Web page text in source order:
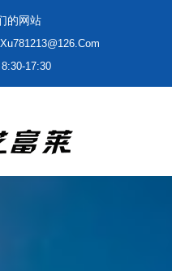
的网站
Xu781213@126.com
17:30